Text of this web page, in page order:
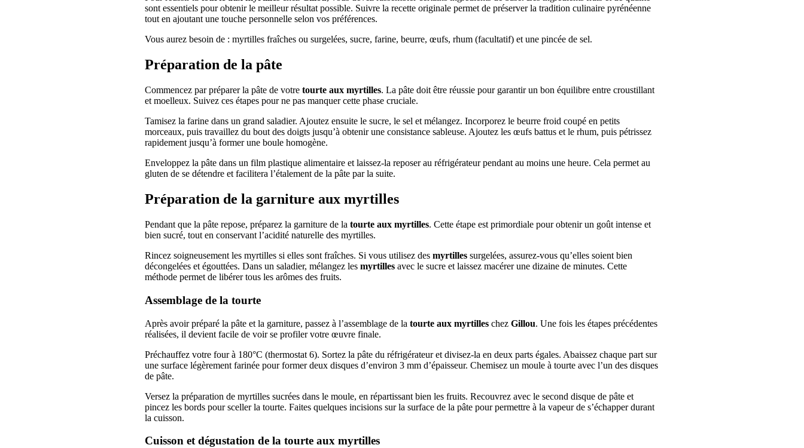
sont essentiels pour obtenir le meilleur résultat possible. Suivre la recette originale permet de préserver la tradition culinaire pyrénéenne
tout en ajoutant une touche personnelle selon vos préférences.
Vous aurez besoin de : myrtilles fraîches ou surgelées, sucre, farine, beurre, œufs, rhum (facultatif) et une pincée de sel.
Préparation de la pâte
Commencez par préparer la pâte de votre tourte aux myrtilles. La pâte doit être réussie pour garantir un bon équilibre entre croustillant
et moelleux. Suivez ces étapes pour ne pas manquer cette phase cruciale.
Tamisez la farine dans un grand saladier. Ajoutez ensuite le sucre, le sel et mélangez. Incorporez le beurre froid coupé en petits
morceaux, puis travaillez du bout des doigts jusqu’à obtenir une consistance sableuse. Ajoutez les œufs battus et le rhum, puis pétrissez
rapidement jusqu’à former une boule homogène.
Enveloppez la pâte dans un film plastique alimentaire et laissez-la reposer au réfrigérateur pendant au moins une heure. Cela permet au
gluten de se détendre et facilitera l’étalement de la pâte par la suite.
Préparation de la garniture aux myrtilles
Pendant que la pâte repose, préparez la garniture de la tourte aux myrtilles. Cette étape est primordiale pour obtenir un goût intense et
bien sucré, tout en conservant l’acidité naturelle des myrtilles.
Rincez soigneusement les myrtilles si elles sont fraîches. Si vous utilisez des myrtilles surgelées, assurez-vous qu’elles soient bien
décongelées et égouttées. Dans un saladier, mélangez les myrtilles avec le sucre et laissez macérer une dizaine de minutes. Cette
méthode permet de libérer tous les arômes des fruits.
Assemblage de la tourte
Après avoir préparé la pâte et la garniture, passez à l’assemblage de la tourte aux myrtilles chez Gillou. Une fois les étapes précédentes
réalisées, il devient facile de voir se profiler votre œuvre finale.
Préchauffez votre four à 180°C (thermostat 6). Sortez la pâte du réfrigérateur et divisez-la en deux parts égales. Abaissez chaque part sur
une surface légèrement farinée pour former deux disques d’environ 3 mm d’épaisseur. Chemisez un moule à tourte avec l’un des disques
de pâte.
Versez la préparation de myrtilles sucrées dans le moule, en répartissant bien les fruits. Recouvrez avec le second disque de pâte et
pincez les bords pour sceller la tourte. Faites quelques incisions sur la surface de la pâte pour permettre à la vapeur de s’échapper durant
la cuisson.
Cuisson et dégustation de la tourte aux myrtilles